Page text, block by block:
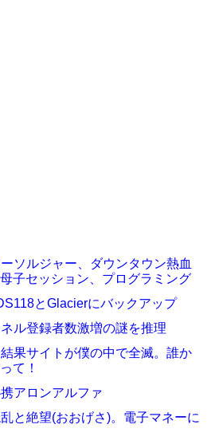
ソルジャー、ダウンタウン熱血
子セッション、プログラミング
とGlacierにバックアップ
ル登録者数激増の謎を推理
果サイトが僕の中で全滅。誰か
て！
アロンアルファ
と絶望(おおげさ)。電子マネーに